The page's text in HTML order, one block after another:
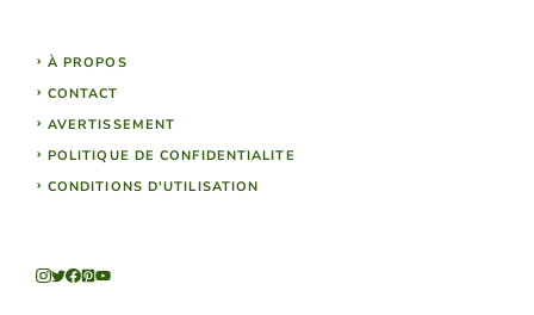
À PROPOS
CONTACT
AVERTISSEMENT
POLITIQUE DE CONFIDENTIALITE
CONDITIONS D'UTILISATION